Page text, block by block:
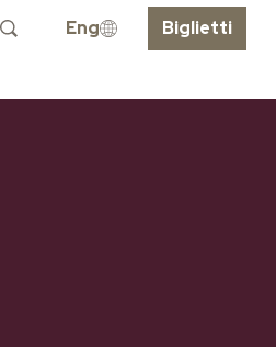
Eng Biglietti